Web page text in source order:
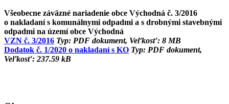
Všeobecne záväzné nariadenie obce Východná č. 3/2016
o nakladaní s komunálnymi odpadmi a s drobnými stavebnými
odpadmi na území obce Východná
VZN č. 3/2016 Typ: PDF dokument, Veľkosť: 8 MB
Dodatok č. 1/2020 o nakladaní s KO Typ: PDF dokument,
Veľkosť: 237.59 kB